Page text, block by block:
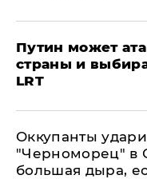
Путин может
страны и
LRT
Оккупанты
"Черноморец" в
большая дыра,